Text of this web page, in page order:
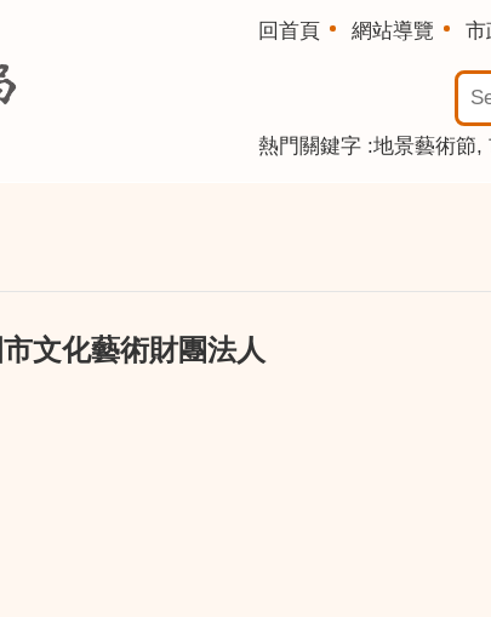
回首頁 網站導覽 市
熱門關鍵字 地景藝術節
文化藝術財團法人